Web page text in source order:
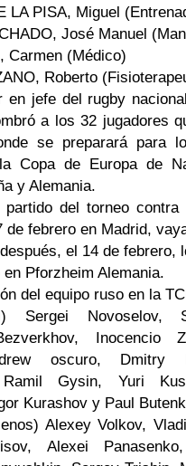
LA PISA, Miguel
José Manuel
Carmen (Médico)
Roberto
en jefe del rugby
a los 32 jugadores
se preparará para
Copa de Europa de
y Alemania.
del torneo contra
de febrero en Madrid,
el 14 de febrero,
Pforzheim Alemania.
del equipo ruso en la
Sergei Novoselov,
Inocencio
oscuro, Dmitry
Ramil Gysin, Yuri
Kurashov y Paul
Alexey Volkov,
Alexei